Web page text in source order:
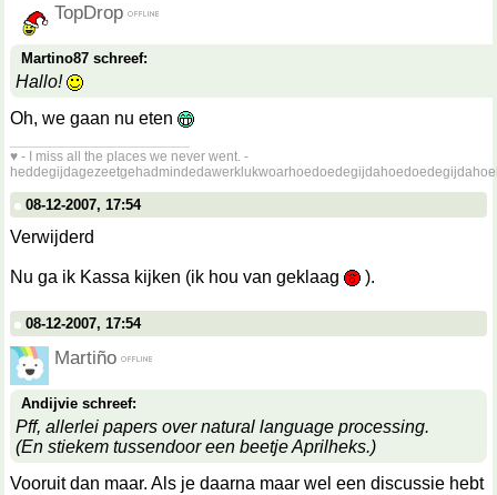
TopDrop
Martino87 schreef:
Hallo!
Oh, we gaan nu eten
♥ - I miss all the places we never went. -
08-12-2007, 17:54
Verwijderd
Nu ga ik Kassa kijken (ik hou van geklaag ).
08-12-2007, 17:54
Martiño
Andijvie schreef:
Pff, allerlei papers over natural language processing.
(En stiekem tussendoor een beetje Aprilheks.)
Vooruit dan maar. Als je daarna maar wel een discussie hebt